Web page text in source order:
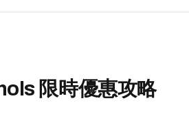
限時優惠攻略